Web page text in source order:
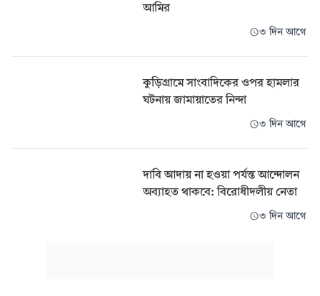
আমির
৩ দিন আগে
কুড়িগ্রামে সাংবাদিকের ওপর হামলার
ঘটনায় জামায়াতের নিন্দা
৩ দিন আগে
দাবি আদায় না হওয়া পর্যন্ত আন্দোলন
অব্যাহত থাকবে: বিরোধীদলীয় নেতা
৩ দিন আগে